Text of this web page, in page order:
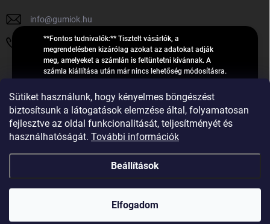
Sütiket használunk, hogy kényelmes böngészést
biztosítsunk a látogatások elemzése által, folyamatosan
fejlesztve az oldal funkcionalitását, teljesítményét és
használhatóságát. További információk
Beállítások
Elfogadom
**Fontos tudnivalók:** Tisztelt vásárlók, a
megrendelésben kizárólag azokat az adatokat adják
meg, amelyeket a számlán is feltüntetni kívánnak. A
számla kiállítása után már nincs lehetőség módosításra.
feldolgozása” státusz alatt van lehetőség! Csak új,
**2023-ban, 2024-ben vagy 2025-ben** gyártott
gumiabroncsokat árusítunk – a gumik **pontos DOT-
számáról nem adunk felvilágosítást**! Köszönjük. A
feldolgozás alatt álló nagyszámú megrendelésre
vagy feldolgozásáról való tájékoztatásra. Csak
válaszolunk a **[gumisuperke@gmail.com]
(mailto:gumisuperke@gmail.com)** címre küldött e-mail
info@gumiok.hu
+36705429902
R
U
K
E
R
Árukereső.hu
gumiok
GumiOK.hu webáruház